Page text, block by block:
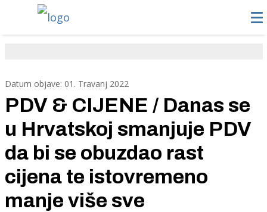
Datum objave: 01. Travanj 2022
PDV & CIJENE / Danas se
u Hrvatskoj smanjuje PDV
da bi se obuzdao rast
cijena te istovremeno
manje više sve